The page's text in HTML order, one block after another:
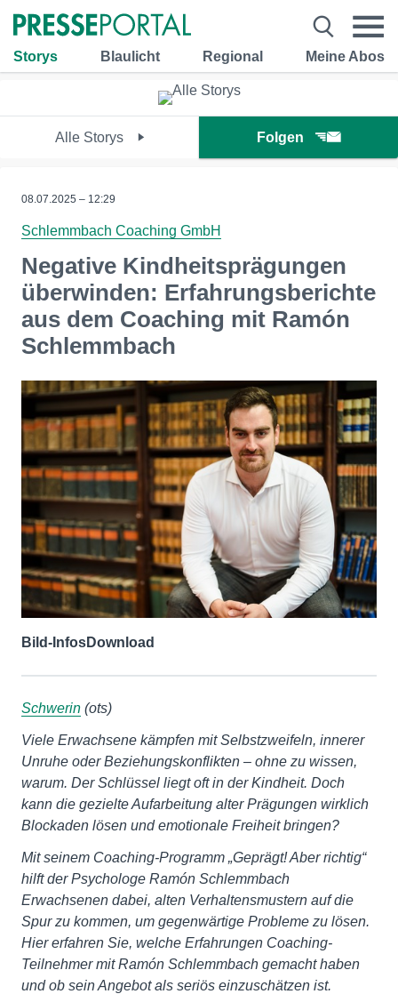
Storys Blaulicht Regional Meine Abos
Alle Storys Folgen
08.07.2025 – 12:29
Schlemmbach Coaching GmbH
Negative Kindheitsprägungen
überwinden: Erfahrungsberichte
aus dem Coaching mit Ramón
Schlemmbach
Bild-InfosDownload
Schwerin (ots)
Viele Erwachsene kämpfen mit Selbstzweifeln, innerer
Unruhe oder Beziehungskonflikten – ohne zu wissen,
warum. Der Schlüssel liegt oft in der Kindheit. Doch
kann die gezielte Aufarbeitung alter Prägungen wirklich
Blockaden lösen und emotionale Freiheit bringen?
Mit seinem Coaching-Programm „Geprägt! Aber richtig“
hilft der Psychologe Ramón Schlemmbach
Erwachsenen dabei, alten Verhaltensmustern auf die
Spur zu kommen, um gegenwärtige Probleme zu lösen.
Hier erfahren Sie, welche Erfahrungen Coaching-
Teilnehmer mit Ramón Schlemmbach gemacht haben
und ob sein Angebot als seriös einzuschätzen ist.